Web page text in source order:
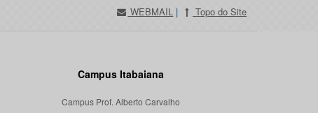
WEBMAIL | Topo do Site
Campus Itabaiana
Campus Prof. Alberto Carvalho